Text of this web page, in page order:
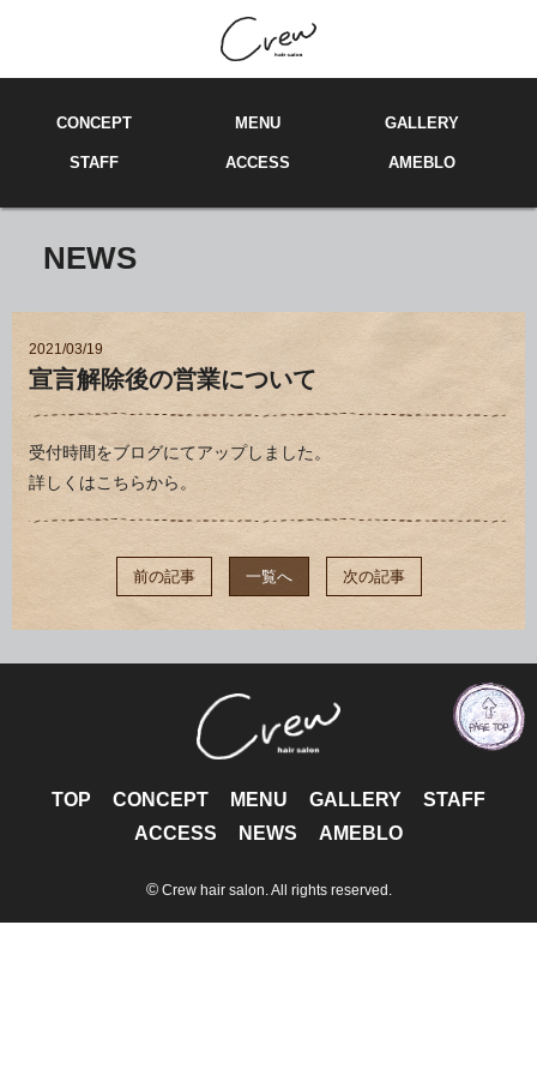
CONCEPT M ENU GALLERY
STAFF ACCESS AMEBLO
NEWS
2021/03/19
宣言解除後の営業について
受付時間をブログにてアップしました。
詳しくはこちらから。
前の記事 一覧へ 次の記事
TOP CONCEPT MENU GALLERY
STAFF
ACCESS
NEWS AMEBLO
©Crew hair salon. All rights reserved.